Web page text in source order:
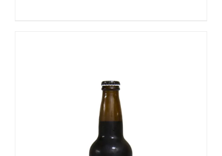
5段階中
5.00
の評価